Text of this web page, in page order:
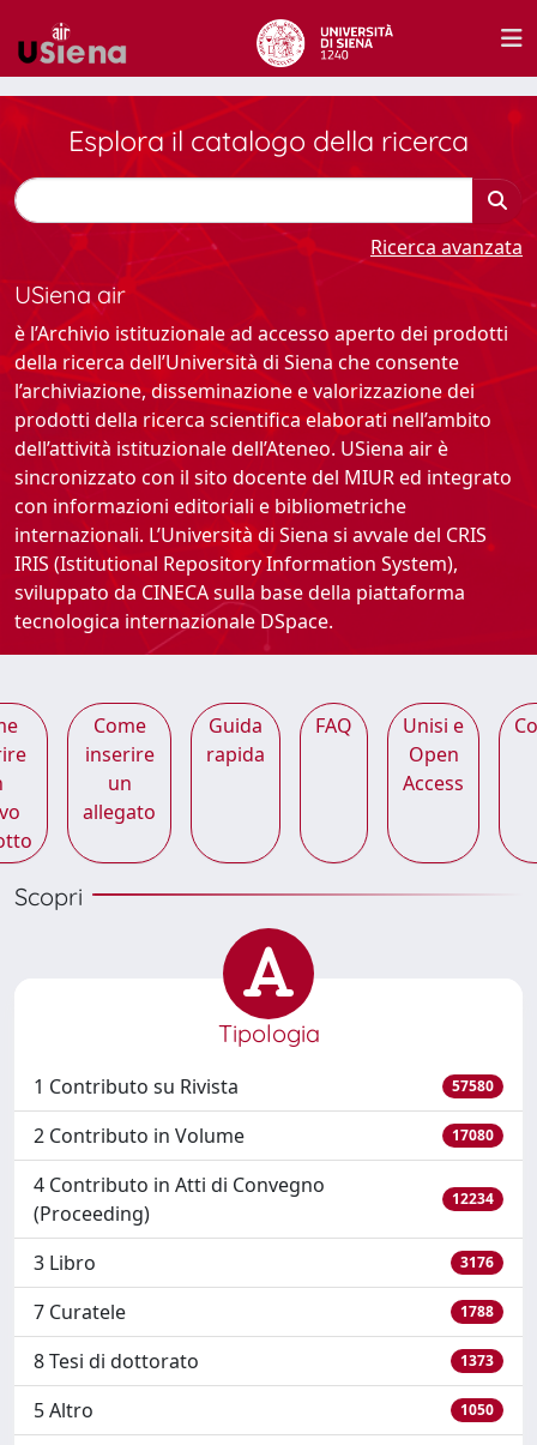
Esplora il catalogo della ricerca
Ricerca avanzata
USiena air
è l’Archivio istituzionale ad accesso aperto dei prodotti
della ricerca dell’Università di Siena che consente
l’archiviazione, disseminazione e valorizzazione dei
prodotti della ricerca scientifica elaborati nell’ambito
dell’attività istituzionale dell’Ateneo. USiena air è
sincronizzato con il sito docente del MIUR ed integrato
con informazioni editoriali e bibliometriche
internazionali. L’Università di Siena si avvale del CRIS
IRIS (Istitutional Repository Information System),
sviluppato da CINECA sulla base della piattaforma
tecnologica internazionale DSpace.
Come
inserire
un
allegato
Guida
rapida
FAQ
Unisi e
Open
Access
Scopri
Tipologia
1 Contributo su Rivista 57580
2 Contributo in Volume 17080
4 Contributo in Atti di Convegno
(Proceeding)
12234
3 Libro 3176
7 Curatele 1788
8 Tesi di dottorato 1373
5 Altro 1050